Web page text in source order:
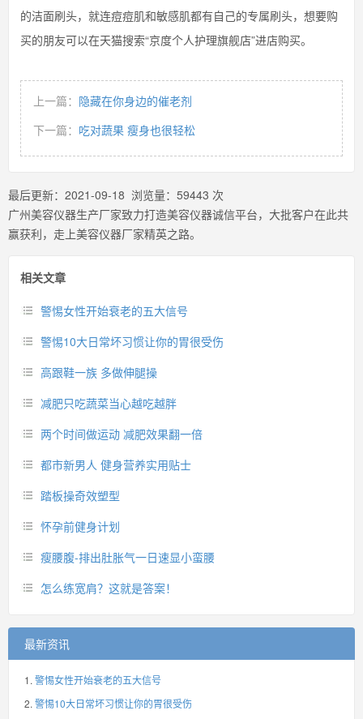
的洁面刷头，就连痘痘肌和敏感肌都有自己的专属刷头，想要购
买的朋友可以在天猫搜索“京度个人护理旗舰店”进店购买。
上一篇： 隐藏在你身边的催老剂
下一篇： 吃对蔬果 瘦身也很轻松
最后更新： 2021-09-18 浏览量： 59443 次
广州美容仪器生产厂家致力打造美容仪器诚信平台，大批客户在此共
赢获利，走上美容仪器厂家精英之路。
相关文章
警惕女性开始衰老的五大信号
警惕10大日常坏习惯让你的胃很受伤
高跟鞋一族 多做伸腿操
减肥只吃蔬菜当心越吃越胖
两个时间做运动 减肥效果翻一倍
都市新男人 健身营养实用贴士
踏板操奇效塑型
怀孕前健身计划
瘦腰腹-排出肚胀气一日速显小蛮腰
怎么练宽肩？这就是答案！
最新资讯
警惕女性开始衰老的五大信号
警惕10大日常坏习惯让你的胃很受伤